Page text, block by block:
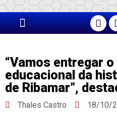
“Vamos entregar
educacional da
de Ribamar”,
Thales Castro 18/10/